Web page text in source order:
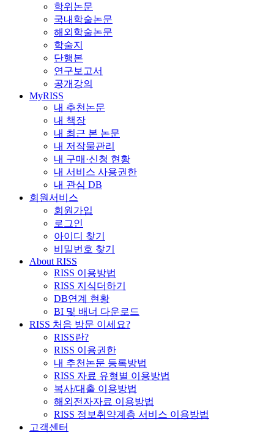
학위논문
국내학술논문
해외학술논문
학술지
단행본
연구보고서
공개강의
MyRISS
내 추천논문
내 책장
내 최근 본 논문
내 저작물관리
내 구매·신청 현황
내 서비스 사용권한
내 관심 DB
회원서비스
회원가입
로그인
아이디 찾기
비밀번호 찾기
About RISS
RISS 이용방법
RISS 지식더하기
DB연계 현황
BI 및 배너 다운로드
RISS 처음 방문 이세요?
RISS란?
RISS 이용권한
내 추천논문 등록방법
RISS 자료 유형별 이용방법
복사/대출 이용방법
해외전자자료 이용방법
RISS 정보취약계층 서비스 이용방법
고객센터